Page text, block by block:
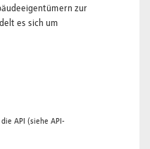
zur
es sich um
API (siehe API-